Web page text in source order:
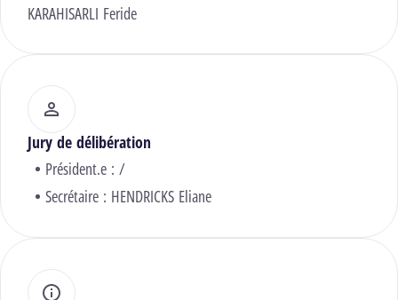
KARAHISARLI Feride
Jury de délibération
Président.e : /
Secrétaire : HENDRICKS Eliane